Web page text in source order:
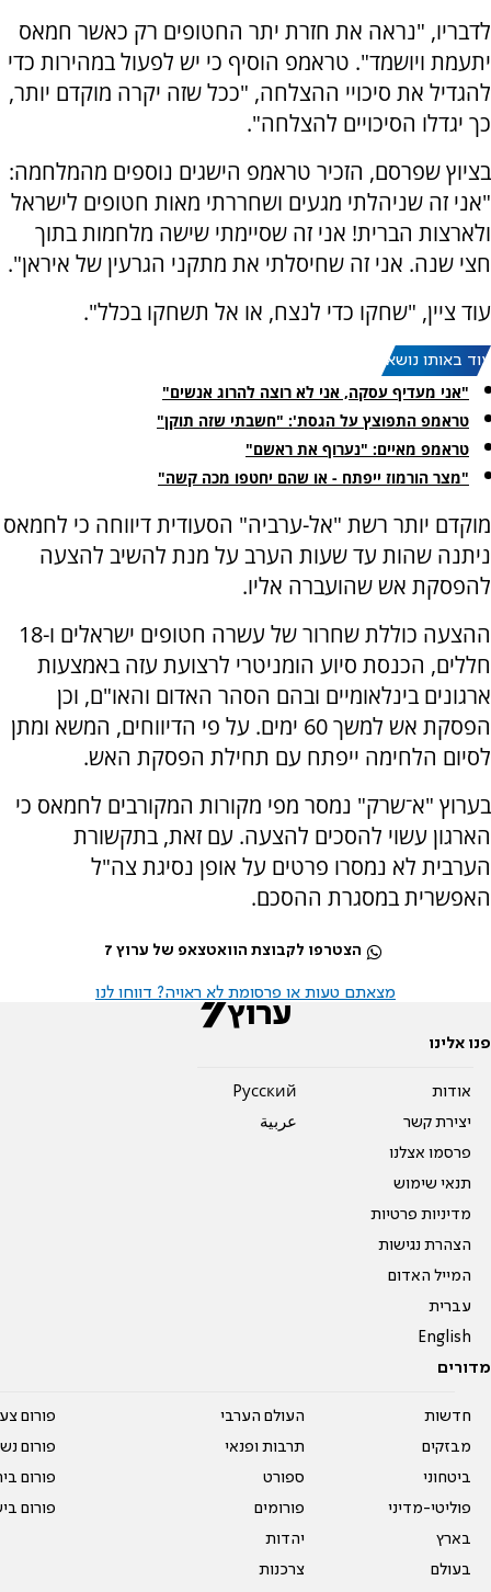
לדבריו, "נראה את חזרת יתר החטופים רק כאשר חמאס
יתעמת ויושמד". טראמפ הוסיף כי יש לפעול במהירות כדי
להגדיל את סיכויי ההצלחה, "ככל שזה יקרה מוקדם יותר,
כך יגדלו הסיכויים להצלחה".
בציוץ שפרסם, הזכיר טראמפ הישגים נוספים מהמלחמה:
"אני זה שניהלתי מגעים ושחררתי מאות חטופים לישראל
ולארצות הברית! אני זה שסיימתי שישה מלחמות בתוך
חצי שנה. אני זה שחיסלתי את מתקני הגרעין של איראן".
עוד ציין, "שחקו כדי לנצח, או אל תשחקו בכלל".
עוד באותו נושא:
"אני מעדיף עסקה, אני לא רוצה להרוג אנשים"
טראמפ התפוצץ על הגסת': "חשבתי שזה תוקן"
טראמפ מאיים: "נערוף את ראשם"
"מצר הורמוז ייפתח - או שהם יחטפו מכה קשה"
מוקדם יותר רשת "אל-ערביה" הסעודית דיווחה כי לחמאס
ניתנה שהות עד שעות הערב על מנת להשיב להצעה
להפסקת אש שהועברה אליו.
ההצעה כוללת שחרור של עשרה חטופים ישראלים ו-18
חללים, הכנסת סיוע הומניטרי לרצועת עזה באמצעות
ארגונים בינלאומיים ובהם הסהר האדום והאו"ם, וכן
הפסקת אש למשך 60 ימים. על פי הדיווחים, המשא ומתן
לסיום הלחימה ייפתח עם תחילת הפסקת האש.
בערוץ "א־שרק" נמסר מפי מקורות המקורבים לחמאס כי
הארגון עשוי להסכים להצעה. עם זאת, בתקשורת
הערבית לא נמסרו פרטים על אופן נסיגת צה"ל
האפשרית במסגרת ההסכם.
הצטרפו לקבוצת הוואטצאפ של ערוץ 7
מצאתם טעות או פרסומת לא ראויה? דווחו לנו
פנו אלינו
אודות
יצירת קשר
פרסמו אצלנו
תנאי שימוש
מדיניות פרטיות
הצהרת נגישות
המייל האדום
עברית
English
Pусский
عربية
מדורים
חדשות
מבזקים
ביטחוני
פוליטי-מדיני
בארץ
בעולם
העולם הערבי
תרבות ופנאי
ספורט
פורומים
יהדות
צרכנות
פורום
פורום
פורום
פורום